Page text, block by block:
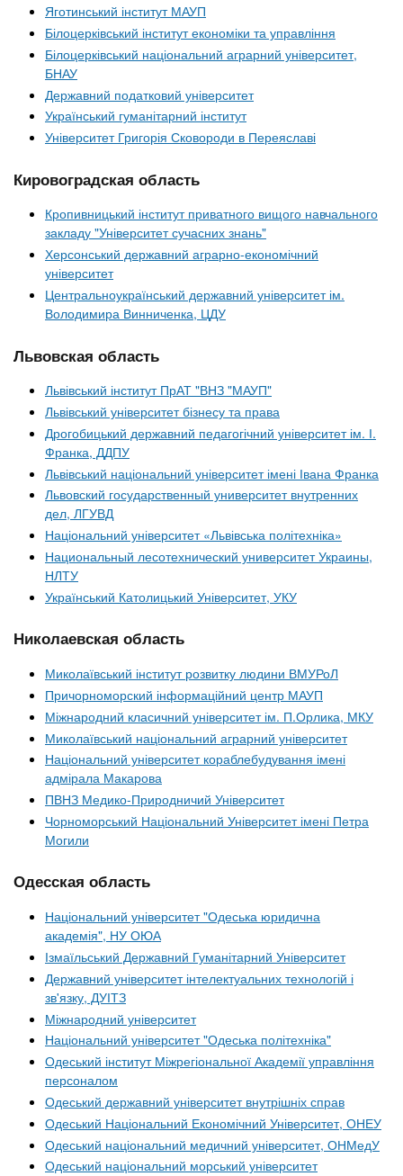
Яготинський інститут МАУП
Білоцерківський інститут економіки та управління
Білоцерківський національний аграрний університет,
БНАУ
Державний податковий університет
Український гуманітарний інститут
Університет Григорія Сковороди в Переяславі
Кировоградская область
Кропивницький інститут приватного вищого навчального
закладу "Університет сучасних знань"
Херсонський державний аграрно-економічний
університет
Центральноукраїнський державний університет ім.
Володимира Винниченка, ЦДУ
Львовская область
Львівський інститут ПрАТ "ВНЗ "МАУП"
Львівський університет бізнесу та права
Дрогобицький державний педагогічний університет ім. І.
Франка, ДДПУ
Львівський національний університет імені Івана Франка
Львовский государственный университет внутренних
дел, ЛГУВД
Національний університет «Львівська політехніка»
Национальный лесотехнический университет Украины,
НЛТУ
Український Католицький Університет, УКУ
Николаевская область
Миколаївський інститут розвитку людини ВМУРоЛ
Причорноморский інформаційний центр МАУП
Міжнародний класичний університет ім. П.Орлика, МКУ
Миколаївський національний аграрний університет
Національний університет кораблебудування імені
адмірала Макарова
ПВНЗ Медико-Природничий Університет
Чорноморський Національний Університет імені Петра
Могили
Одесская область
Національний університет "Одеська юридична
академія", НУ ОЮА
Ізмаїльський Державний Гуманітарний Університет
Державний університет інтелектуальних технологій і
зв'язку, ДУІТЗ
Міжнародний університет
Національний університет "Одеська політехніка"
Одеський інститут Міжрегіональної Академії управління
персоналом
Одеський державний університет внутрішніх справ
Одеський Національний Економічний Університет, ОНЕУ
Одеський національний медичний університет, ОНМедУ
Одеський національний морський університет